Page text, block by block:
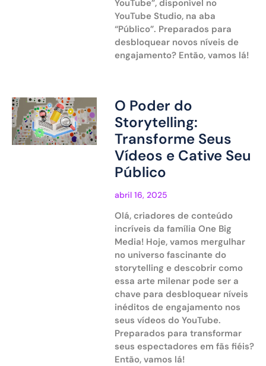
YouTube”, disponível no
YouTube Studio, na aba
“Público”. Preparados para
desbloquear novos níveis de
engajamento? Então, vamos lá!
O Poder do
Storytelling:
Transforme Seus
Vídeos e Cative Seu
Público
abril 16, 2025
Olá, criadores de conteúdo
incríveis da família One Big
Media! Hoje, vamos mergulhar
no universo fascinante do
storytelling e descobrir como
essa arte milenar pode ser a
chave para desbloquear níveis
inéditos de engajamento nos
seus vídeos do YouTube.
Preparados para transformar
seus espectadores em fãs fiéis?
Então, vamos lá!